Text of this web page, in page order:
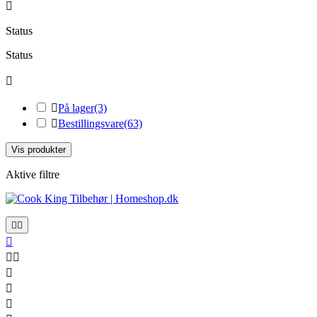

Status
Status

På lager(3)
Bestillingsvare(63)
Vis produkter
Aktive filtre


 


